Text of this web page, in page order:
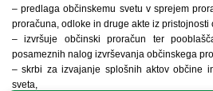
– predlaga občinskemu svetu v sprejem
proračuna, odloke in druge akte iz pristojnosti
– izvršuje občinski proračun ter
posameznih nalog izvrševanja občinskega
– skrbi za izvajanje splošnih aktov občine
sveta,